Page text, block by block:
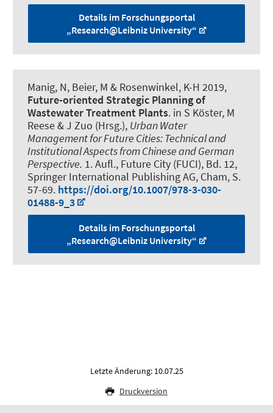
Details im Forschungsportal
„Research@Leibniz University“
Manig, N, Beier, M & Rosenwinkel, K-H 2019,
Future-oriented Strategic Planning of
Wastewater Treatment Plants. in S Köster, M
Reese & J Zuo (Hrsg.), Urban Water
Management for Future Cities: Technical and
Institutional Aspects from Chinese and German
Perspective. 1. Aufl., Future City (FUCI), Bd. 12,
Springer International Publishing AG, Cham, S.
57-69. https://doi.org/10.1007/978-3-030-
01488-9_3
Details im Forschungsportal
„Research@Leibniz University“
Letzte Änderung: 10.07.25
Druckversion